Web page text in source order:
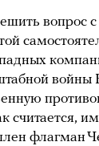
вопрос
войны
считается,
флагман